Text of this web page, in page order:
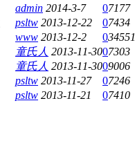
admin 2014-3-7 07177
psltw 2013-12-22 07434
www 2013-12-2 034551
童氏人 2013-11-3007303
童氏人 2013-11-3009006
psltw 2013-11-27 07246
psltw 2013-11-21 07410